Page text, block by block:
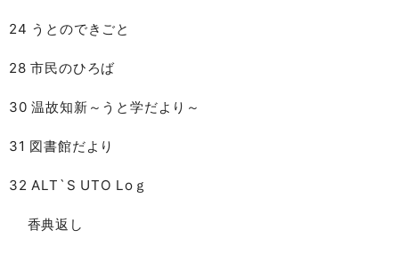
24 うとのできごと
28 市民のひろば
30 温故知新～うと学だより～
31 図書館だより
32 ALT`S UTO Loｇ
香典返し